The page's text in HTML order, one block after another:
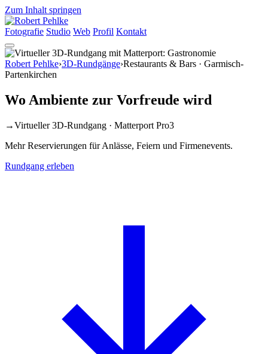
Zum Inhalt springen
Fotografie Studio Web Profil Kontakt
Robert Pehlke›3D-Rundgänge›Restaurants & Bars · Garmisch-
Partenkirchen
Wo Ambiente zur Vorfreude wird
→Virtueller 3D-Rundgang · Matterport Pro3
Mehr Reservierungen für Anlässe, Feiern und Firmenevents.
Rundgang erleben